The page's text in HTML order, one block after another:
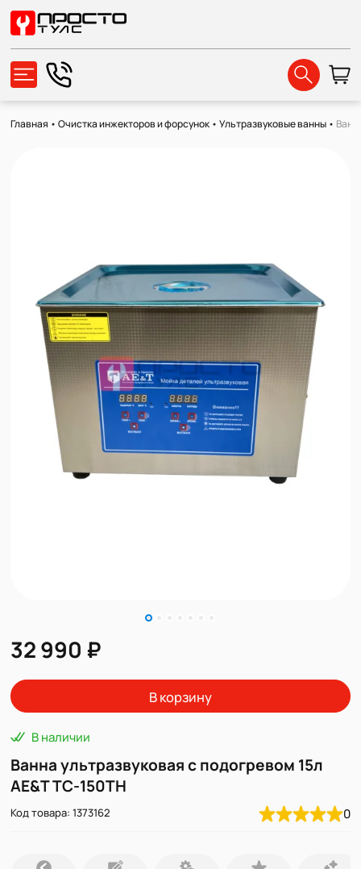
Главная •Очистка инжекторов и форсунок •Ультразвуковые ванны •
32 990 ₽
В корзину
В наличии
Ванна ультразвуковая с подогревом 15л
AE&T TC-150TH
Код товара: 1373162 0